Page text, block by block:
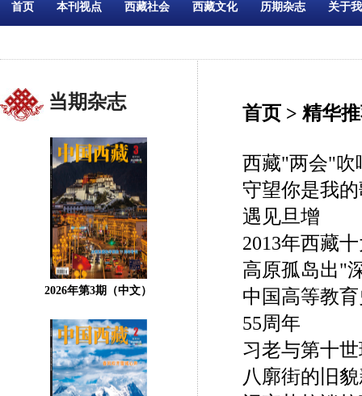
首页 本刊视点 西藏社会 西藏文化 历期杂志 关于
当期杂志
2026年第3期（中文）
首页 > 精华
西藏"两会"吹
守望你是我
遇见旦增
2013年西藏
高原孤岛出"
中国高等教
55周年
习老与第十
八廓街的旧